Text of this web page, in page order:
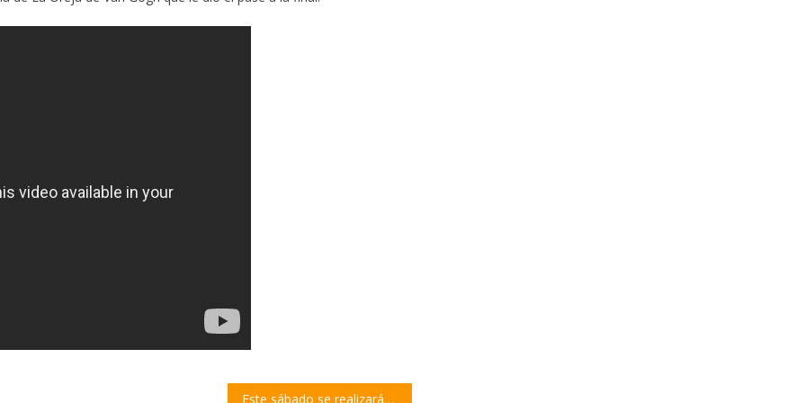
Este sábado se realizará la tercera edición del ciclo de peñas folclóricas La Rezabaile